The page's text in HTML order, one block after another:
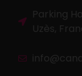
Parking
Uzès,